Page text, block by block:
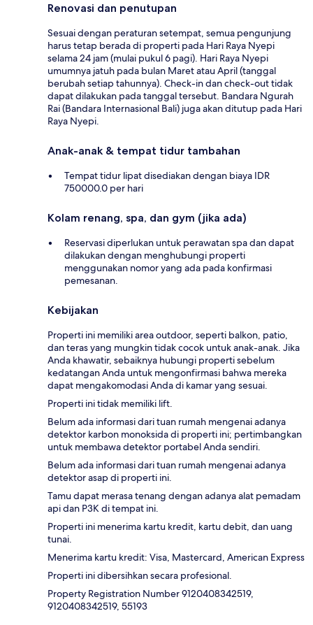
Renovasi dan penutupan
Sesuai dengan peraturan setempat, semua pengunjung
harus tetap berada di properti pada Hari Raya Nyepi
selama 24 jam (mulai pukul 6 pagi). Hari Raya Nyepi
umumnya jatuh pada bulan Maret atau April (tanggal
berubah setiap tahunnya). Check-in dan check-out tidak
dapat dilakukan pada tanggal tersebut. Bandara Ngurah
Rai (Bandara Internasional Bali) juga akan ditutup pada Hari
Raya Nyepi.
Anak-anak & tempat tidur tambahan
Tempat tidur lipat disediakan dengan biaya IDR
750000.0 per hari
Kolam renang, spa, dan gym (jika ada)
Reservasi diperlukan untuk perawatan spa dan dapat
dilakukan dengan menghubungi properti
menggunakan nomor yang ada pada konfirmasi
pemesanan.
Kebijakan
Properti ini memiliki area outdoor, seperti balkon, patio,
dan teras yang mungkin tidak cocok untuk anak-anak. Jika
Anda khawatir, sebaiknya hubungi properti sebelum
kedatangan Anda untuk mengonfirmasi bahwa mereka
dapat mengakomodasi Anda di kamar yang sesuai.
Properti ini tidak memiliki lift.
Belum ada informasi dari tuan rumah mengenai adanya
detektor karbon monoksida di properti ini; pertimbangkan
untuk membawa detektor portabel Anda sendiri.
Belum ada informasi dari tuan rumah mengenai adanya
detektor asap di properti ini.
Tamu dapat merasa tenang dengan adanya alat pemadam
api dan P3K di tempat ini.
Properti ini menerima kartu kredit, kartu debit, dan uang
tunai.
Menerima kartu kredit: Visa, Mastercard, American Express
Properti ini dibersihkan secara profesional.
Property Registration Number 9120408342519,
9120408342519, 55193